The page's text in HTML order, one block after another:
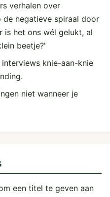
verhalen over
de negatieve spiraal door
is het ons wél gelukt, al
beetje?'
knie-aan-knie
niet wanneer je
een titel te geven aan